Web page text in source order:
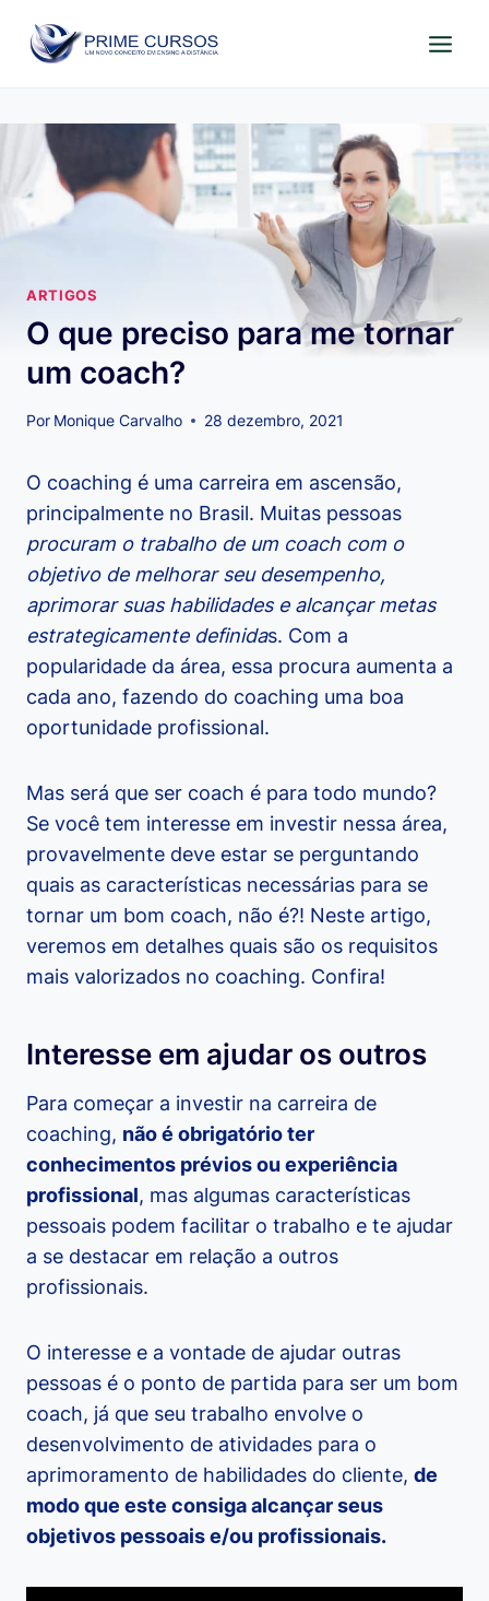
para
ARTIGOS
O que preciso para me tornar
um coach?
Por Monique Carvalho 28 dezembro, 2021
O coaching é uma carreira em ascensão,
principalmente no Brasil. Muitas pessoas
procuram o trabalho de um coach com o
objetivo de melhorar seu desempenho,
aprimorar suas habilidades e alcançar metas
estrategicamente definidas. Com a
popularidade da área, essa procura aumenta a
cada ano, fazendo do coaching uma boa
oportunidade profissional.
Mas será que ser coach é para todo mundo?
Se você tem interesse em investir nessa área,
provavelmente deve estar se perguntando
quais as características necessárias para se
tornar um bom coach, não é?! Neste artigo,
veremos em detalhes quais são os requisitos
mais valorizados no coaching. Confira!
Interesse em ajudar os outros
Para começar a investir na carreira de
coaching, não é obrigatório ter
conhecimentos prévios ou experiência
profissional, mas algumas características
pessoais podem facilitar o trabalho e te ajudar
a se destacar em relação a outros
profissionais.
O interesse e a vontade de ajudar outras
pessoas é o ponto de partida para ser um bom
coach, já que seu trabalho envolve o
desenvolvimento de atividades para o
aprimoramento de habilidades do cliente, de
modo que este consiga alcançar seus
objetivos pessoais e/ou profissionais.